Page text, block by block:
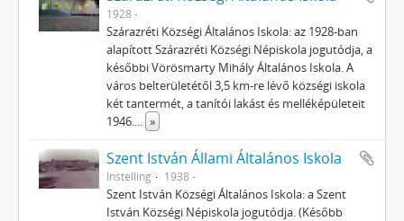
1928 -
Szárazréti Községi Általános Iskola: az 1928-ban
alapított Szárazréti Községi Népiskola jogutódja, a
későbbi Vörösmarty Mihály Általános Iskola. A
város belterületétől 3,5 km-re lévő községi iskola
két tantermét, a tanítói lakást és melléképületeit
1946.... »
Szent István Állami Általános Iskola
Instelling 1938 -
Szent István Községi Általános Iskola: a Szent
István Községi Népiskola jogutódja. (Később